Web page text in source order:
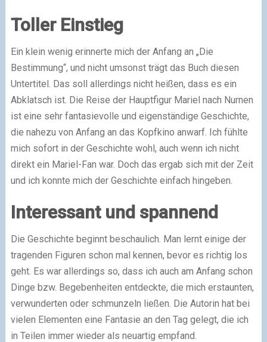
Toller Einstieg
Ein klein wenig erinnerte mich der Anfang an „Die
Bestimmung“, und nicht umsonst trägt das Buch diesen
Untertitel. Das soll allerdings nicht heißen, dass es ein
Abklatsch ist. Die Reise der Hauptfigur Mariel nach Nurnen
ist eine sehr fantasievolle und eigenständige Geschichte,
die nahezu von Anfang an das Kopfkino anwarf. Ich fühlte
mich sofort in der Geschichte wohl, auch wenn ich nicht
direkt ein Mariel-Fan war. Doch das ergab sich mit der Zeit
und ich konnte mich der Geschichte einfach hingeben.
Interessant und spannend
Die Geschichte beginnt beschaulich. Man lernt einige der
tragenden Figuren schon mal kennen, bevor es richtig los
geht. Es war allerdings so, dass ich auch am Anfang schon
Dinge bzw. Begebenheiten entdeckte, die mich erstaunten,
verwunderten oder schmunzeln ließen. Die Autorin hat bei
vielen Elementen eine Fantasie an den Tag gelegt, die ich
in Teilen immer wieder als neuartig empfand.